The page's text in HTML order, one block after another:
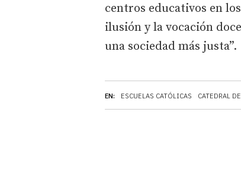
EN: ESCUELAS CATÓLICAS CATEDRAL
centros educativos en
ilusión y la vocación
una sociedad más justa”.